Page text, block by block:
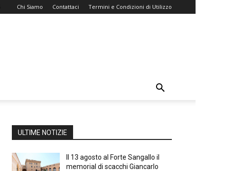
Chi Siamo Contattaci Termini e Condizioni di Utilizzo
ULTIME NOTIZIE
Il 13 agosto al Forte Sangallo il
memorial di scacchi Giancarlo